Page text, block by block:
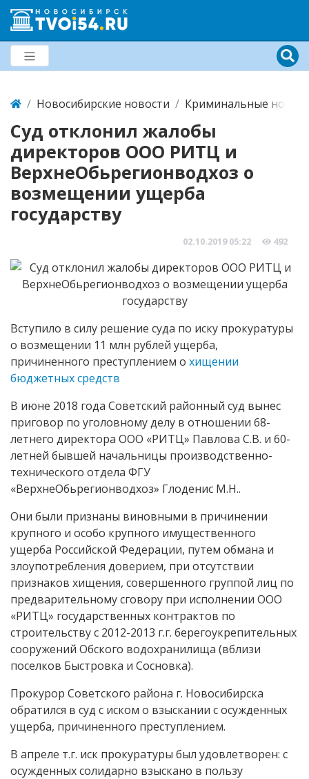
Новосибирские новости Криминальные
Суд отклонил жалобы
директоров ООО РИТЦ и
ВерхнеОбьрегионводхоз о
возмещении ущерба
государству
02.10.2019 05:22 492
Вступило в силу решение суда по иску прокуратуры
о возмещении 11 млн рублей ущерба,
причиненного преступлением о хищении
бюджетных средств
В июне 2018 года Советский районный суд вынес
приговор по уголовному делу в отношении 68-
летнего директора ООО «РИТЦ» Павлова С.В. и 60-
летней бывшей начальницы производственно-
технического отдела ФГУ
«ВерхнеОбьрегионводхоз» Глоденис М.Н..
Они были признаны виновными в причинении
крупного и особо крупного имущественного
ущерба Российской Федерации, путем обмана и
злоупотребления доверием, при отсутствии
признаков хищения, совершенного группой лиц по
предварительному сговору при исполнении ООО
«РИТЦ» государственных контрактов по
строительству с 2012-2013 г.г. берегоукрепительных
сооружений Обского водохранилища (вблизи
поселков Быстровка и Сосновка).
Прокурор Советского района г. Новосибирска
обратился в суд с иском о взыскании с осужденных
ущерба, причиненного преступлением.
В апреле т.г. иск прокуратуры был удовлетворен: с
осужденных солидарно взыскано в пользу